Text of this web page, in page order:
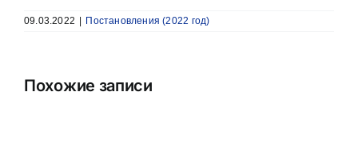
09.03.2022 Постановления (2022 год)
Похожие записи